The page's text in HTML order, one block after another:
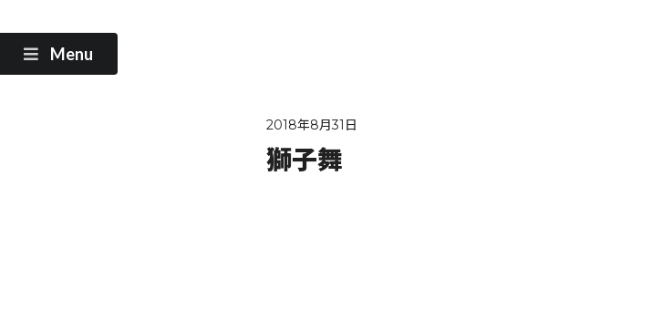
Menu
2018年8月31日
獅子舞